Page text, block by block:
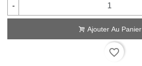
-
Ajouter Au Panier
favorite_border